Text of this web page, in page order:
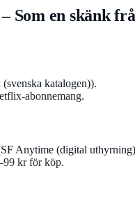
Som en skänk
katalogen)).
abonnemang.
SF Anytime (digital uthyrning)
kr för köp.